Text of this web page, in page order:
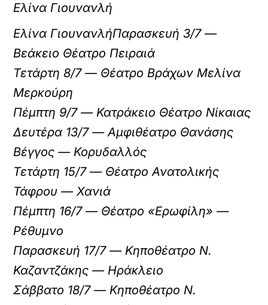
Ελίνα Γιουνανλή
Ελίνα ΓιουνανλήΠαρασκευή 3/7 —
Βεάκειο Θέατρο Πειραιά
Τετάρτη 8/7 — Θέατρο Βράχων Μελίνα
Μερκούρη
Πέμπτη 9/7 — Κατράκειο Θέατρο Νίκαιας
Δευτέρα 13/7 — Αμφιθέατρο Θανάσης
Βέγγος — Κορυδαλλός
Τετάρτη 15/7 — Θέατρο Ανατολικής
Τάφρου — Χανιά
Πέμπτη 16/7 — Θέατρο «Ερωφίλη» —
Ρέθυμνο
Παρασκευή 17/7 — Κηποθέατρο Ν.
Καζαντζάκης — Ηράκλειο
Σάββατο 18/7 — Κηποθέατρο Ν.